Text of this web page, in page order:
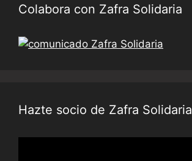
Colabora con Zafra Solidaria
Hazte socio de Zafra Solidaria